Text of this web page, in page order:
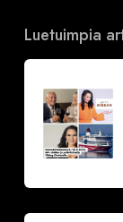
Luetuimpia